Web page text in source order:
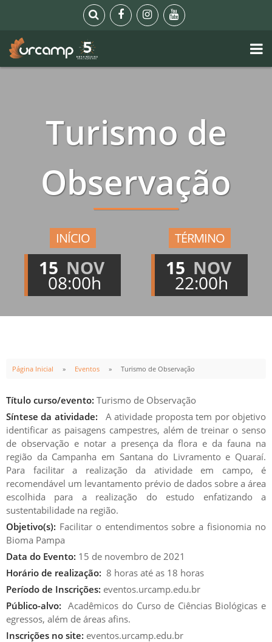
Turismo de
Observação
INÍCIO
15 NOV
08:00h
TÉRMINO
15 NOV
22:00h
Página Inicial Eventos Turismo de Observação
Título curso/evento: Turismo de Observação
Síntese da atividade:
A atividade proposta tem por objetivo
identificar as paisagens campestres, além de treinar o senso
de observação e notar a presença da flora e da fauna na
região da Campanha em Santana do Livramento e Quaraí.
Para facilitar a realização da atividade em campo, é
recomendável um levantamento prévio de dados sobre a área
escolhida para a realização do estudo enfatizando a
sustentabilidade na região.
Objetivo(s): Facilitar o entendimentos sobre a fisionomia no
Bioma Pampa
Data do Evento: 15 de novembro de 2021
Horário de realização: 8 horas até as 18 horas
Período de Inscrições: eventos.urcamp.edu.br
Público-alvo:
Acadêmicos do Curso de Ciências Biológicas e
egressos, além de áreas afins.
Inscrições no site: eventos.urcamp.edu.br